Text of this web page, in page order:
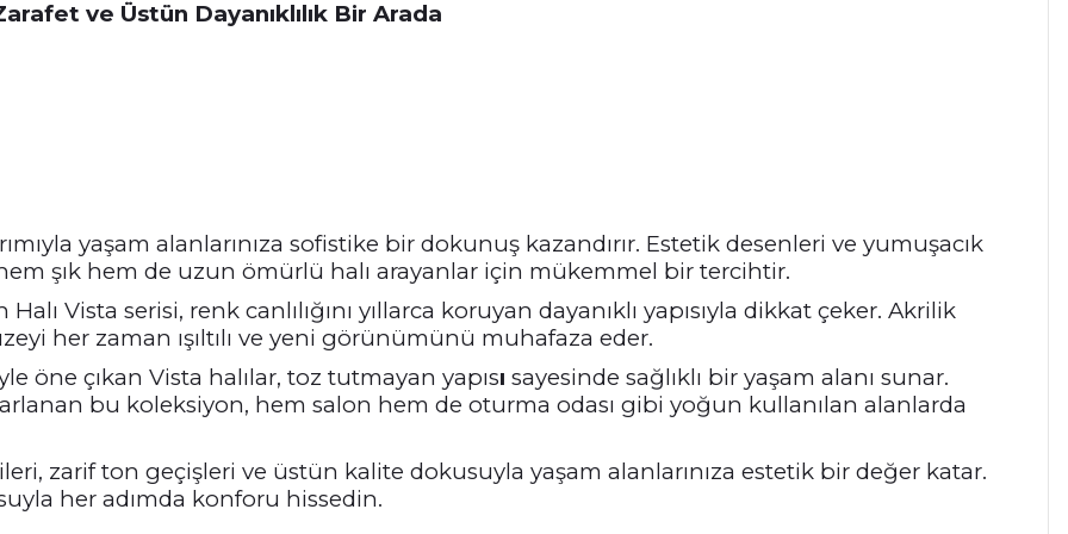
ve Üstün Dayanıklılık Bir Arada
yaşam alanlarınıza sofistike bir dokunuş kazandırır. Estetik desenleri ve yumuşacık
şık hem de uzun ömürlü halı arayanlar için mükemmel bir tercihtir.
Vista serisi, renk canlılığını yıllarca koruyan dayanıklı yapısıyla dikkat çeker. Akrilik
her zaman ışıltılı ve yeni görünümünü muhafaza eder.
öne çıkan Vista halılar, toz tutmayan yapısı sayesinde sağlıklı bir yaşam alanı sunar.
bu koleksiyon, hem salon hem de oturma odası gibi yoğun kullanılan alanlarda
zarif ton geçişleri ve üstün kalite dokusuyla yaşam alanlarınıza estetik bir değer katar.
her adımda konforu hissedin.